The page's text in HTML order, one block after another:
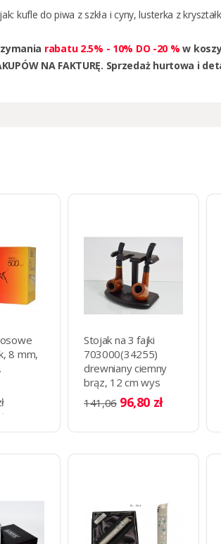
kufle do piwa z szkła i cyny,lusterka z
rabatu 2.5% - 10% DO -20 % w
NA FAKTURĘ. Sprzedaż hurtowa i
8 mm,
Stojak na 3 fajki
703000(34255)
drewniany ciemny
brąz, 12 cm wys
x15.5 cm szer.
141,06 96,80 zł